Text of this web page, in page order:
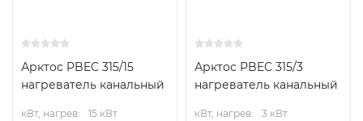
Арктос PBEC 315/15
нагреватель канальный
кВт, нагрев:
15 кВт
Арктос PBEC 315/3
нагреватель канальный
кВт, нагрев:
3 кВт